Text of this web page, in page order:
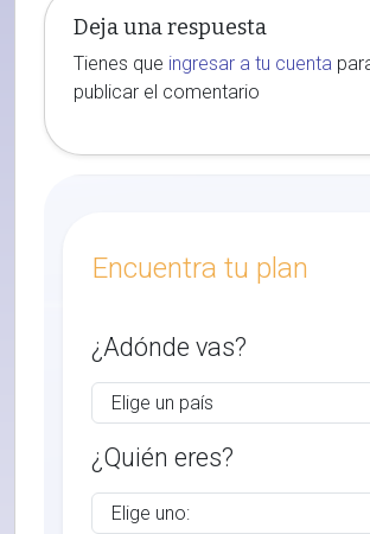
Deja una respuesta
Tienes que ingresar a tu cuenta
publicar el comentario
Encuentra tu plan
¿Adónde vas?
¿Quién eres?